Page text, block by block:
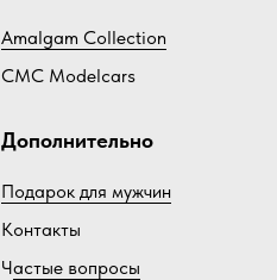
Amalgam Collection
CMC Modelcars
Дополнительно
Подарок для мужчин
Контакты
Частые вопросы